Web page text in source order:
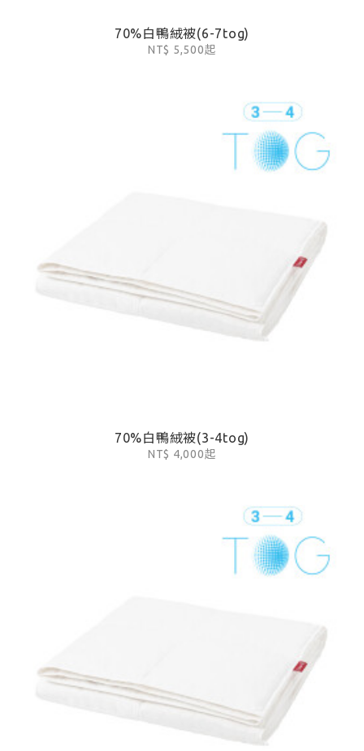
70%白鴨絨被(6-7tog)
NT$ 5,500起
70%白鴨絨被(3-4tog)
NT$ 4,000起